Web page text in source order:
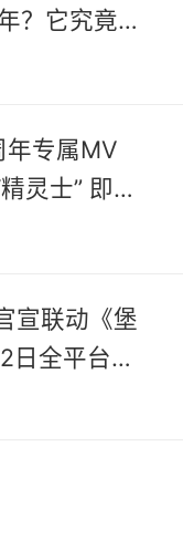
？它究竟
年专属MV
灵士” 即将
宣联动《堡
日全平台预